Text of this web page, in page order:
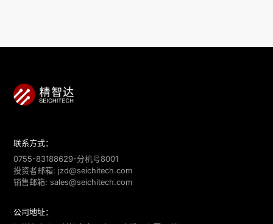
联系方式：
0755-83188629-分机号8001
投资者邮箱: jzd@seichitech.com
销售邮箱: sales@seichitech.com
公司地址：